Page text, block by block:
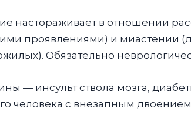
настораживает в отношении
проявлениями) и миастении
Обязательно
— инсульт ствола мозга,
человека с внезапным